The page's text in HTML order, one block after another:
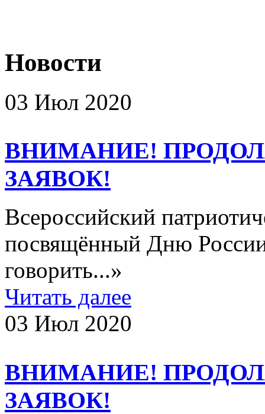
Новости
03 Июл 2020
ВНИМАНИЕ!
ЗАЯВОК!
Всероссийский
посвящённый Дню
говорить...»
Читать далее
03 Июл 2020
ВНИМАНИЕ!
ЗАЯВОК!